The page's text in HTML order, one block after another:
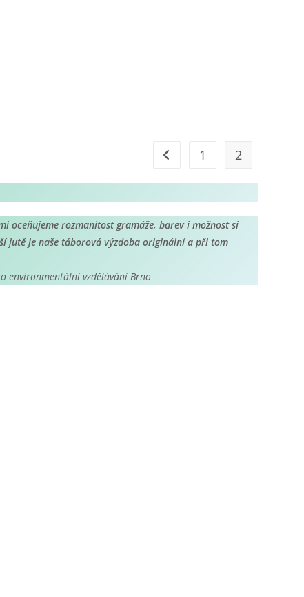
1 2
oceňujeme rozmanitost gramáže, barev i možnost si
jutě je naše táborová výzdoba originální a při tom
environmentální vzdělávání Brno